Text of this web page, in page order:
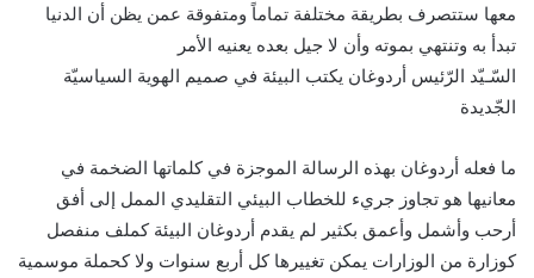
معها ستتصرف بطريقة مختلفة تماماً ومتفوقة عمن يظن أن الدنيا
تبدأ به وتنتهي بموته وأن لا جيل بعده يعنيه الأمر
السّـيّد الرّئيس أردوغان يكتب البيئة في صميم الهوية السياسيّة
الجّديدة
ما فعله أردوغان بهذه الرسالة الموجزة في كلماتها الضخمة في
معانيها هو تجاوز جريء للخطاب البيئي التقليدي الممل إلى أفق
أرحب وأشمل وأعمق بكثير لم يقدم أردوغان البيئة كملف منفصل
كوزارة من الوزارات يمكن تغييرها كل أربع سنوات ولا كحملة موسمية